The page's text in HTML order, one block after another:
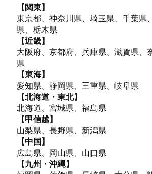
【関東】
東京都、神奈川県、埼玉県、千葉県
県、栃木県
【近畿】
大阪府、京都府、兵庫県、滋賀県、
県
【東海】
愛知県、静岡県、三重県、岐阜県
【北海道・東北】
北海道、宮城県、福島県
【甲信越】
山梨県、長野県、新潟県
【中国】
広島県、岡山県、山口県
【九州・沖縄】